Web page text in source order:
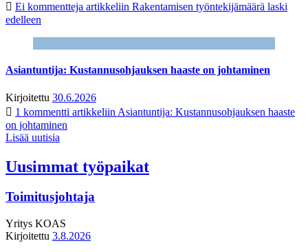
Ei kommentteja artikkeliin Rakentamisen työntekijämäärä laski
edelleen
Asiantuntija: Kustannusohjauksen haaste on johtaminen
Kirjoitettu 30.6.2026
1 kommentti artikkeliin Asiantuntija: Kustannusohjauksen haaste
on johtaminen
Lisää uutisia
Uusimmat työpaikat
Toimitusjohtaja
Yritys KOAS
Kirjoitettu 3.8.2026